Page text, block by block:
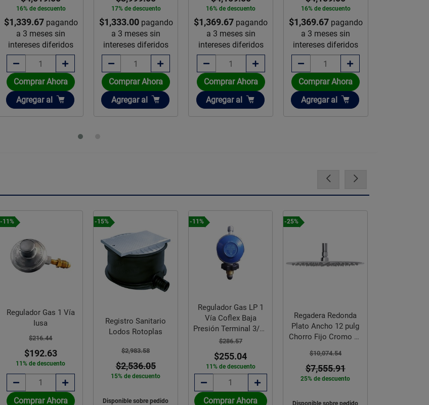
16% de descuento
$1,339.67pagando
a 3 meses sin
intereses diferidos
Comprar Ahora
Añadir
Agregar al
17% de descuento
$1,333.00pagando
a 3 meses sin
intereses diferidos
Comprar Ahora
Añadir
Agregar al
16% de descuento
$1,369.67 pagando
a 3 meses sin
intereses diferidos
Comprar Ahora
Añadir
Agregar al
16% de descuento
$1,369.67pagando
a 3 meses sin
intereses diferidos
Comprar Ahora
Añadir
Agregar al
-11%
Regulador Gas 1 Vía
Iusa
$216.44
$192.63
11% de descuento
Comprar Ahora
-15%
Registro Sanitario
Lodos Rotoplas
$2,983.58
$2,536.05
15% de descuento
Disponible sobre pedido
-11%
Regulador Gas LP 1
Vía Coflex Baja
Presión Terminal 3/8 "
Flare
$286.57
$255.04
11% de descuento
Comprar Ahora
-25%
Regadera Redonda
Plato Ancho 12 pulg
Chorro Fijo Cromo H-
$10,074.54
$7,555.91
25% de descuento
Disponible sobre pedido